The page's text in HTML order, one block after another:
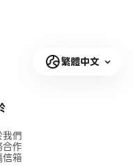
繁體中文
們
合作
箱